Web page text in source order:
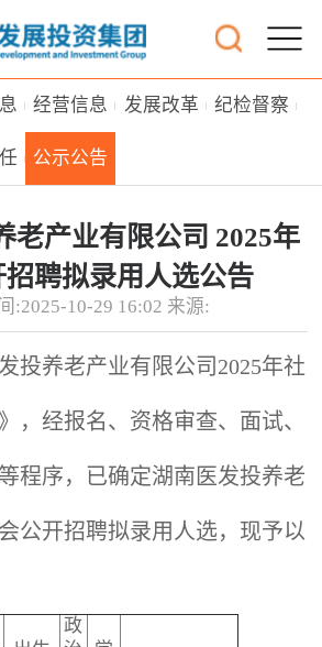
经营信息 发展改革 纪检督察
公示公告
老产业有限公司 2025年
聘拟录用人选公告
:2025-10-29 16:02 来源:
投养老产业有限公司2025年社
，经报名、资格审查、面试、
程序，已确定湖南医发投养老
公开招聘拟录用人选，现予以
政